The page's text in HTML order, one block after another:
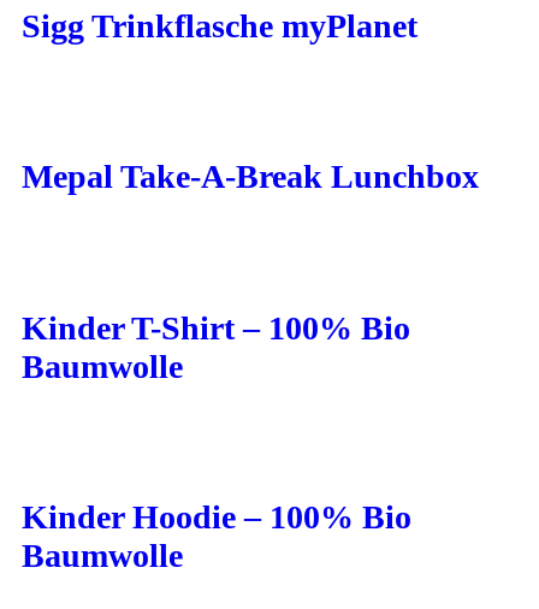
Sigg Trinkflasche myPlanet
Mepal Take-A-Break Lunchbox
Kinder T-Shirt – 100% Bio
Baumwolle
Kinder Hoodie – 100% Bio
Baumwolle